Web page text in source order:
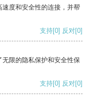
度和安全性的连接，并帮
支持[0] 反对[0]
限的隐私保护和安全性保
支持[0] 反对[0]